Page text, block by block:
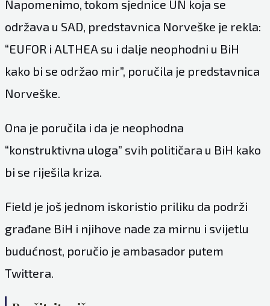
Napomenimo, tokom sjednice UN koja se
održava u SAD, predstavnica Norveške je rekla:
“EUFOR i ALTHEA su i dalje neophodni u BiH
kako bi se održao mir”, poručila je predstavnica
Norveške.
Ona je poručila i da je neophodna
“konstruktivna uloga” svih političara u BiH kako
bi se riješila kriza.
Field je još jednom iskoristio priliku da podrži
građane BiH i njihove nade za mirnu i svijetlu
budućnost, poručio je ambasador putem
Twittera.